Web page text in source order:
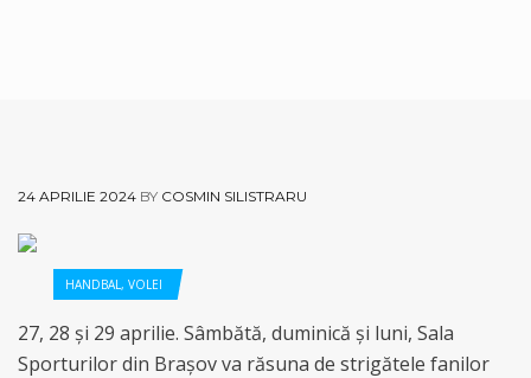
24 APRILIE 2024 BY COSMIN SILISTRARU
HANDBAL, VOLEI
27, 28 și 29 aprilie. Sâmbătă, duminică și luni, Sala
Sporturilor din Brașov va răsuna de strigătele fanilor